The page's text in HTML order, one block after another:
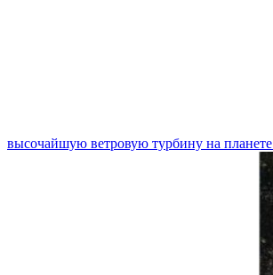
высочайшую ветровую турбину на планете